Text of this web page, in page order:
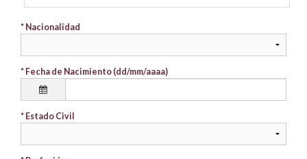
* Nacionalidad
* Fecha de Nacimiento (dd/mm/aaaa)
* Estado Civil